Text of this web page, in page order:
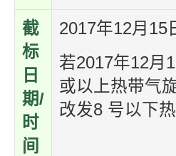
截
标
日
期/
时
间
2017年12月15
若2017年12月
或以上热带气
改发8 号以下